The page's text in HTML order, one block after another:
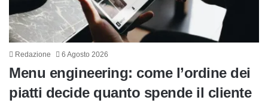
Redazione 6 Agosto 2026
Menu engineering: come l’ordine dei
piatti decide quanto spende il cliente